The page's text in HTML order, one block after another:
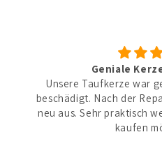
Geniale
Unsere Taufkerze war
beschädigt. Nach der
neu aus. Sehr praktisch
kaufen